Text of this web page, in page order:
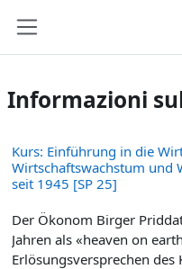
Informazioni
Kurs: Einführung in die
Wirtschaftswachstum und
seit 1945 [SP 25]
Der Ökonom Birger
Jahren als «heaven on
Erlösungsversprechen